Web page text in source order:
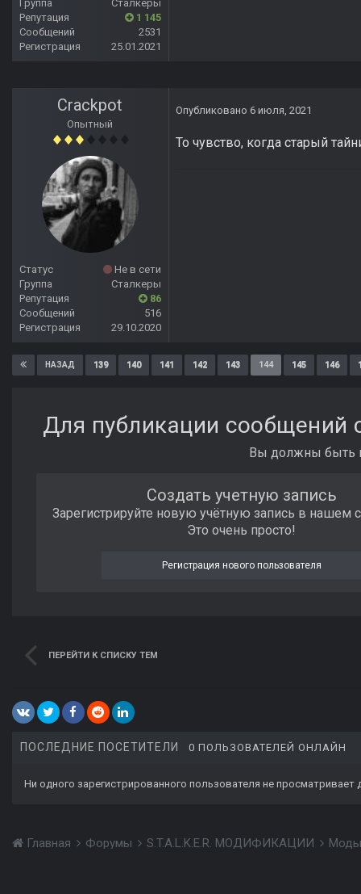
Группа
Сталкеры
Репутация
1 145
Сообщений
2531
Регистрация
25.01.2021
Crackpot
Опытный
Статус
Не в сети
Группа
Сталкеры
Репутация
86
Сообщений
516
Регистрация
29.10.2020
Опубликовано 6 июля, 2021
То чувство, когда старый
НАЗАД 139 140 141 142 143 144 145 146
Для публикации сообщений
Вы должны быть
Создать учетную запись
Зарегистрируйте новую учётную запись в нашем
Это очень просто!
Регистрация нового пользователя
ПЕРЕЙТИ К СПИСКУ ТЕМ
ПОСЛЕДНИЕ ПОСЕТИТЕЛИ 0 ПОЛЬЗОВАТЕЛЕЙ ОНЛАЙН
Ни одного зарегистрированного пользователя не просматривает
Главная Форумы S.T.A.L.K.E.R. МОДИФИКАЦИИ